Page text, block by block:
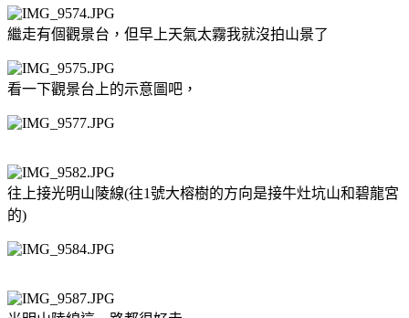
繼走有個觀景台，但早上天氣太霧我就沒拍山景了
看一下觀景台上的示意圖吧，
往上接光明山陵線(往1號大榕樹的方向是接牛灶坑山和碧龍宮
的)